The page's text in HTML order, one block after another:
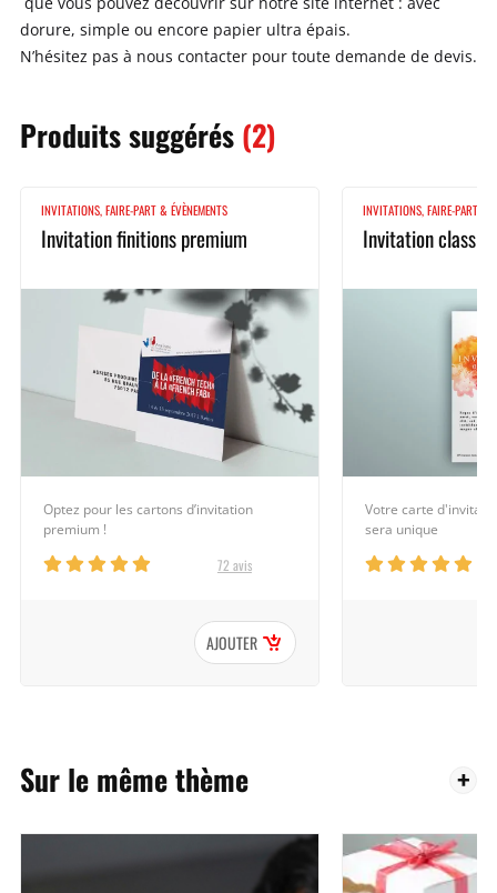
dorure, simple ou encore papier ultra épais.
N’hésitez pas à nous contacter pour toute demande de devis.
Produitssuggérés(2)
INVITATIONS, FAIRE-PART & ÉVÈNEMENTS
Invitation finitions premium
Optez pour les cartons d’invitation
premium !
72 avis
AJOUTER
INVITATIONS, FAIRE-PART &
Invitation
Votre carte
sera unique
Sur le même thème